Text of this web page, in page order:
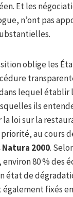
Et les
n’ont pas
oblige les
lequel établir
ils
loi sur la
au cours
2000.
80 % des
état de
fixés